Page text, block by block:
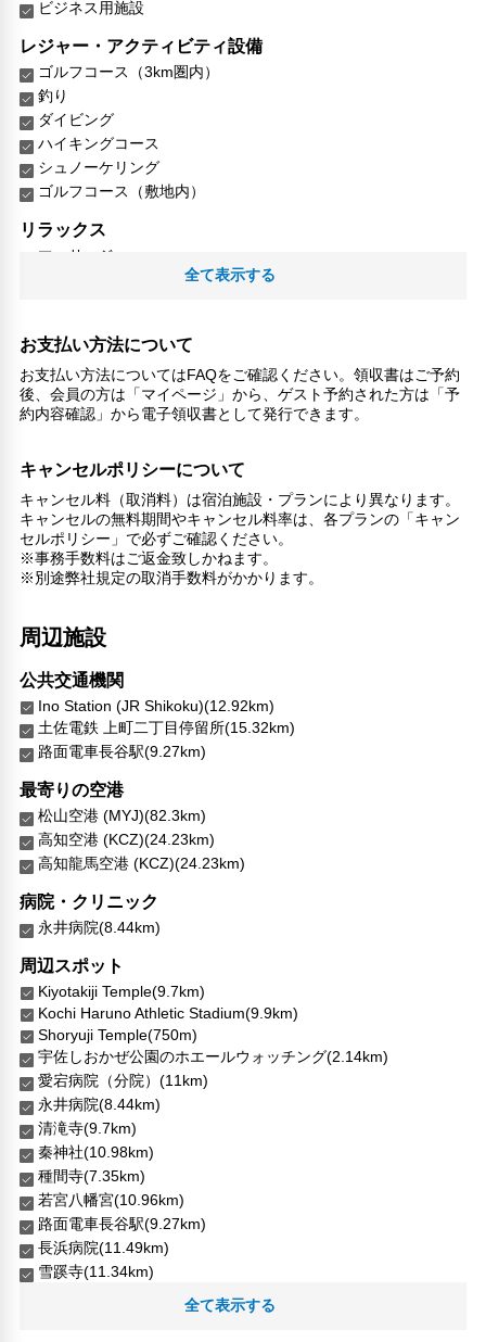
ビジネス用施設
レジャー・アクティビティ設備
ゴルフコース（3km圏内）
釣り
ダイビング
ハイキングコース
シュノーケリング
ゴルフコース（敷地内）
リラックス
マッサージ
子供向け施設・サービス
ファミリールーム
家族・お子様に優しい設備
温泉
ショップ
ガーデン
館内施設・便利なサービス
荷物預かりサービス
エレベーター
対応言語
英語
日本語
ベトナム語
その他サービス
自動販売機
セーフティボックス（フロント）
電気自動車充電スタンド
キャッシュレス支払いサービス
全て表示する
お支払い方法について
お支払い方法についてはFAQをご確認ください。領収書はご予約
後、会員の方は「マイページ」から、ゲスト予約された方は「予
約内容確認」から電子領収書として発行できます。
キャンセルポリシーについて
キャンセル料（取消料）は宿泊施設・プランにより異なります。
キャンセルの無料期間やキャンセル料率は、各プランの「キャン
セルポリシー」で必ずご確認ください。
※事務手数料はご返金致しかねます。
※別途弊社規定の取消手数料がかかります。
周辺施設
公共交通機関
Ino Station (JR Shikoku)(12.92km)
土佐電鉄 上町二丁目停留所(15.32km)
路面電車長谷駅(9.27km)
最寄りの空港
松山空港 (MYJ)(82.3km)
高知空港 (KCZ)(24.23km)
高知龍馬空港 (KCZ)(24.23km)
病院・クリニック
永井病院(8.44km)
周辺スポット
Kiyotakiji Temple(9.7km)
Kochi Haruno Athletic Stadium(9.9km)
Shoryuji Temple(750m)
宇佐しおかぜ公園のホエールウォッチング(2.14km)
愛宕病院（分院）(11km)
永井病院(8.44km)
清滝寺(9.7km)
秦神社(10.98km)
種間寺(7.35km)
若宮八幡宮(10.96km)
路面電車長谷駅(9.27km)
長浜病院(11.49km)
雪蹊寺(11.34km)
全て表示する